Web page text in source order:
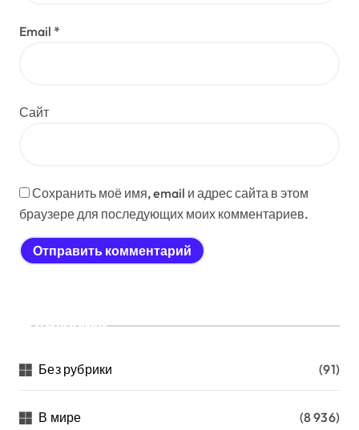
Email *
Сайт
Сохранить моё имя, email и адрес сайта в этом
браузере для последующих моих комментариев.
Рубрики
Без рубрики (91)
В мире (8 936)